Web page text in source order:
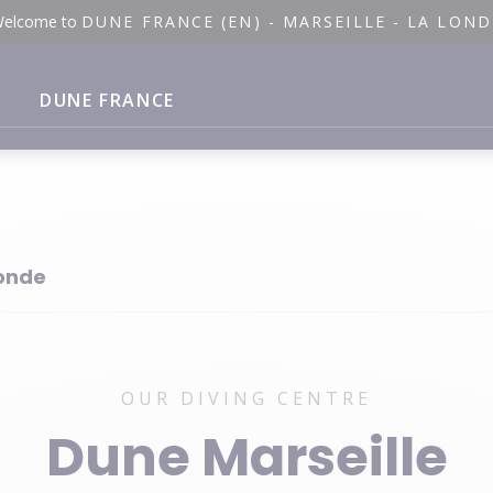
to DUNE FRANCE (EN) - MARSEILLE - LA
DUNE FRANCE
OUR DIVING CENTRE
Dune Marseille